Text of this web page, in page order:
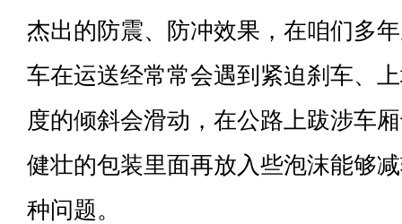
杰出的防震、防冲效果，在咱们多
车在运送经常常会遇到紧迫刹车、
度的倾斜会滑动，在公路上跋涉车
健壮的包装里面再放入些泡沫能够
种问题。